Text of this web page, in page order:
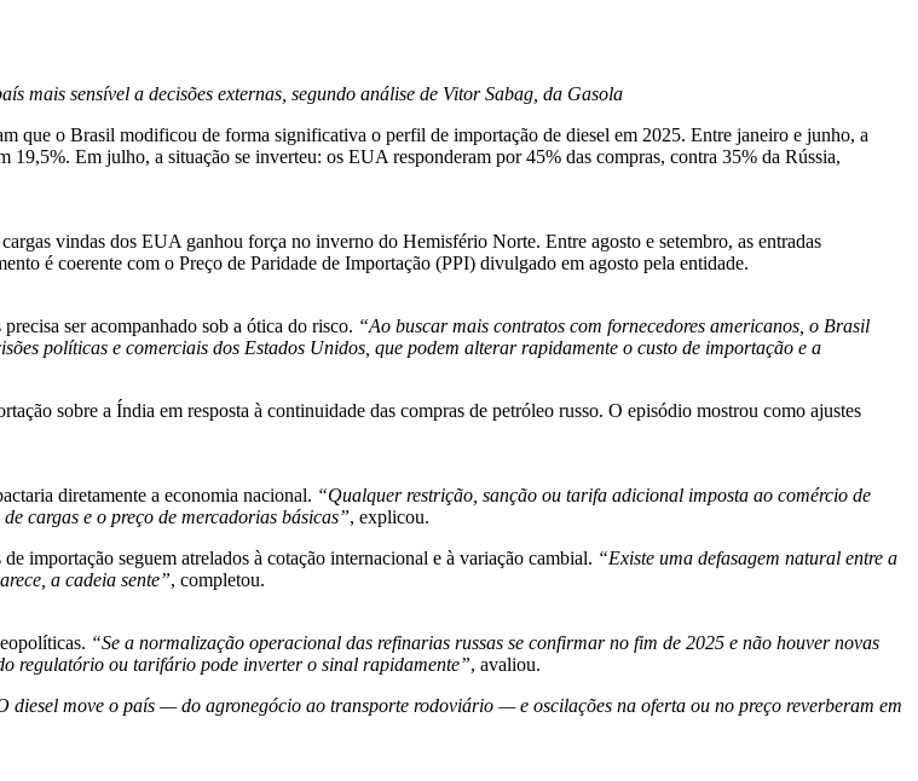
mais sensível a decisões externas, segundo análise de Vitor Sabag, da Gasola
o Brasil modificou de forma significativa o perfil de importação de diesel em 2025. Entre janeiro e junho, a
Em julho, a situação se inverteu: os EUA responderam por 45% das compras, contra 35% da Rússia,
vindas dos EUA ganhou força no inverno do Hemisfério Norte. Entre agosto e setembro, as entradas
é coerente com o Preço de Paridade de Importação (PPI) divulgado em agosto pela entidade.
ser acompanhado sob a ótica do risco. “Ao buscar mais contratos com fornecedores americanos, o Brasil
políticas e comerciais dos Estados Unidos, que podem alterar rapidamente o custo de importação e a
sobre a Índia em resposta à continuidade das compras de petróleo russo. O episódio mostrou como ajustes
diretamente a economia nacional. “Qualquer restrição, sanção ou tarifa adicional imposta ao comércio de
cargas e o preço de mercadorias básicas”, explicou.
importação seguem atrelados à cotação internacional e à variação cambial. “Existe uma defasagem natural entre a
a cadeia sente”, completou.
“Se a normalização operacional das refinarias russas se confirmar no fim de 2025 e não houver novas
regulatório ou tarifário pode inverter o sinal rapidamente”, avaliou.
diesel move o país — do agronegócio ao transporte rodoviário — e oscilações na oferta ou no preço reverberam em